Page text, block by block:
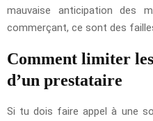
mauvaise anticipation des
commerçant, ce sont des
Comment limiter
d’un prestataire
Si tu dois faire appel à une